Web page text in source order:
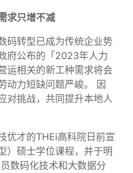
求只增不减
码转型已成为传统企业势
府公布的「2023年人力
运相关的新工种需求将会
动力短缺问题严峻。 因
对挑战，共同提升本地人
优才的THEi高科院日前宣
）硕士学位课程，并于明
数码化技术和大数据分